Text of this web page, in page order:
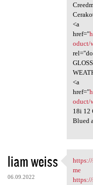
<a
href="
oduct/
<a
href="
oduct/
18i 12
Blued
liam weiss
06.09.2022
me